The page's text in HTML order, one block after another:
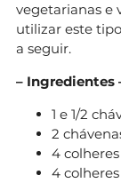
vegetarianas e
utilizar este
a seguir.
– Ingredientes
1 e 1/2
2
4
4